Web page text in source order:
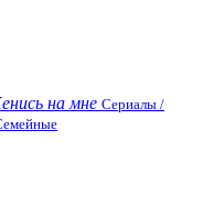
на мне Сериалы /